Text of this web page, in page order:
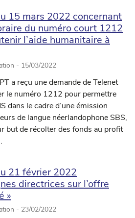
15 mars 2022 concernant
du numéro court 1212
l’aide humanitaire à
- 15/03/2022
a reçu une demande de Telenet
le numéro 1212 pour permettre
dans le cadre d’une émission
de langue néerlandophone SBS,
but de récolter des fonds au profit
21 février 2022
directrices sur l’offre
»
- 23/02/2022